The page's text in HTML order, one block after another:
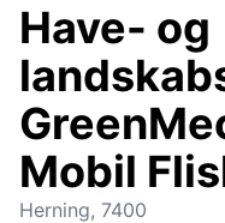
Have- og
Mobil
Herning, 7400